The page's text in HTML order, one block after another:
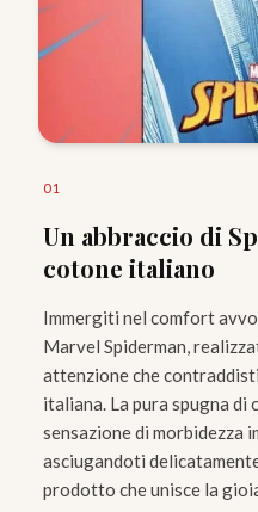
01
Un abbraccio di
cotone italiano
Immergiti nel comfort
Marvel Spiderman,
attenzione che
italiana. La pura spugna di
sensazione di morbidezza
asciugandoti
prodotto che unisce la